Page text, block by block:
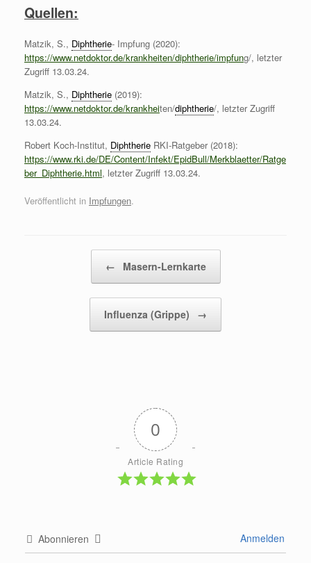
Quellen:
Matzik, S., Diphtherie- Impfung (2020):
https://www.netdoktor.de/krankheiten/diphtherie/impfung/, letzter
Zugriff 13.03.24.
Matzik, S., Diphtherie (2019):
https://www.netdoktor.de/krankheiten/diphtherie/, letzter Zugriff
13.03.24.
Robert Koch-Institut, Diphtherie RKI-Ratgeber (2018):
https://www.rki.de/DE/Content/Infekt/EpidBull/Merkblaetter/Ratge
ber_Diphtherie.html, letzter Zugriff 13.03.24.
Veröffentlicht in Impfungen.
← Masern-Lernkarte
Influenza (Grippe) →
0
Article Rating
Abonnieren Anmelden